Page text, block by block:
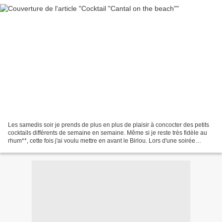
Les samedis soir je prends de plus en plus de plaisir à concocter des petits
cocktails différents de semaine en semaine. Même si je reste très fidèle au
rhum**, cette fois j'ai voulu mettre en avant le Birlou. Lors d'une soirée